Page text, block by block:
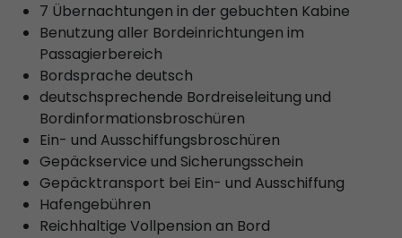
7 Übernachtungen in der gebuchten Kabine
Benutzung aller Bordeinrichtungen im
Passagierbereich
Bordsprache deutsch
deutschsprechende Bordreiseleitung und
Bordinformationsbroschüren
Ein- und Ausschiffungsbroschüren
Gepäckservice und Sicherungsschein
Gepäcktransport bei Ein- und Ausschiffung
Hafengebühren
Reichhaltige Vollpension an Bord